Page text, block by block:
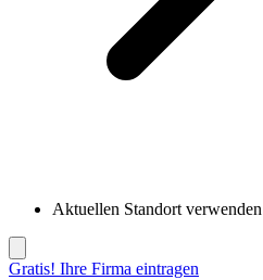
Aktuellen Standort verwenden
Gratis! Ihre Firma eintragen